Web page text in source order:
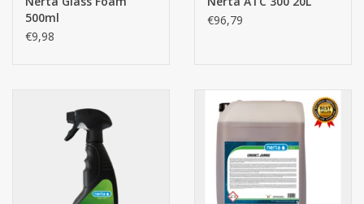
500ml
€9,98
€96,79